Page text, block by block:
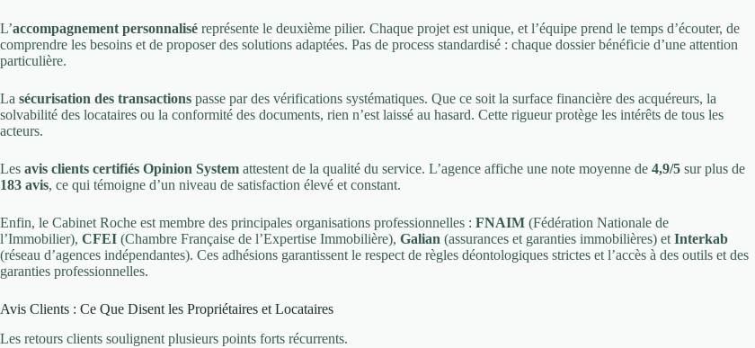
L’accompagnement personnalisé représente le deuxième pilier. Chaque projet est unique, et l’équipe prend le temps d’écouter, de
comprendre les besoins et de proposer des solutions adaptées. Pas de process standardisé : chaque dossier bénéficie d’une attention
particulière.
La sécurisation des transactions passe par des vérifications systématiques. Que ce soit la surface financière des acquéreurs, la
solvabilité des locataires ou la conformité des documents, rien n’est laissé au hasard. Cette rigueur protège les intérêts de tous les
acteurs.
Les avis clients certifiés Opinion System attestent de la qualité du service. L’agence affiche une note moyenne de 4,9/5 sur plus de
183 avis, ce qui témoigne d’un niveau de satisfaction élevé et constant.
Enfin, le Cabinet Roche est membre des principales organisations professionnelles : FNAIM (Fédération Nationale de
l’Immobilier), CFEI (Chambre Française de l’Expertise Immobilière), Galian (assurances et garanties immobilières) et Interkab
(réseau d’agences indépendantes). Ces adhésions garantissent le respect de règles déontologiques strictes et l’accès à des outils et des
garanties professionnelles.
Avis Clients : Ce Que Disent les Propriétaires et Locataires
Les retours clients soulignent plusieurs points forts récurrents.